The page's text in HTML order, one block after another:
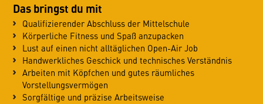
Das bringst du mit
Qualifizierender Abschluss der Mittelschule
Körperliche Fitness und Spaß anzupacken
Lust auf einen nicht alltäglichen Open-Air Job
Handwerkliches Geschick und technisches Verständnis
Arbeiten mit Köpfchen und gutes räumliches
Vorstellungsvermögen
Sorgfältige und präzise Arbeitsweise